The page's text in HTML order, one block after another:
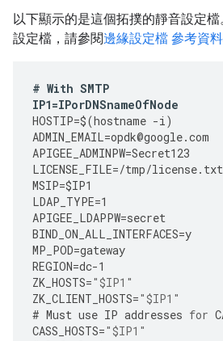
以下顯示的是這個拓撲的靜音設定
設定檔，請參閱邊緣設定檔 參考資料
# With SMTP
IP1=IPorDNSnameOfNode
HOSTIP=$(hostname -i)
ADMIN_EMAIL=opdk@google.com
APIGEE_ADMINPW=Secret123
LICENSE_FILE=/tmp/license.txt
MSIP=$IP1
LDAP_TYPE=1
APIGEE_LDAPPW=secret
BIND_ON_ALL_INTERFACES=y
MP_POD=gateway
REGION=dc-1
ZK_HOSTS="$IP1"
ZK_CLIENT_HOSTS="$IP1"
# Must use IP addresses for
CASS_HOSTS="$IP1"